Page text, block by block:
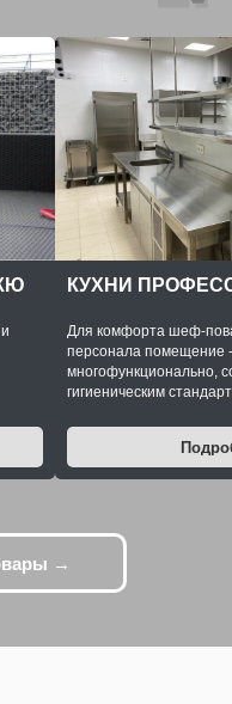
КУХНИ
Для комфорта шеф-
персонала помещение
многофункционально,
гигиеническим
→